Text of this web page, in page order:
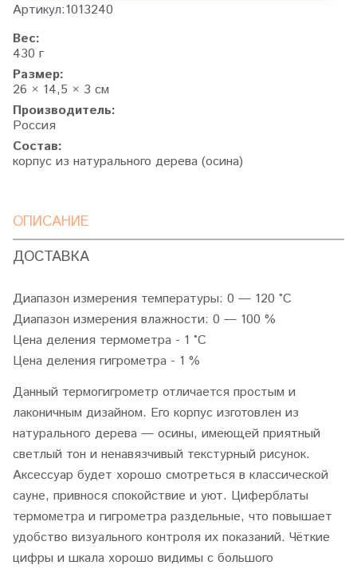
Артикул:1013240
Вес:
430 г
Размер:
26 × 14,5 × 3 см
Производитель:
Россия
Состав:
корпус из натурального дерева (осина)
ОПИСАНИЕ
ДОСТАВКА
Диапазон измерения температуры: 0 — 120 °С
Диапазон измерения влажности: 0 — 100 %
Цена деления термометра - 1 °C
Цена деления гигрометра - 1 %
Данный термогигрометр отличается простым и
лаконичным дизайном. Его корпус изготовлен из
натурального дерева — осины, имеющей приятный
светлый тон и ненавязчивый текстурный рисунок.
Аксессуар будет хорошо смотреться в классической
сауне, привнося спокойствие и уют. Циферблаты
термометра и гигрометра раздельные, что повышает
удобство визуального контроля их показаний. Чёткие
цифры и шкала хорошо видимы с большого